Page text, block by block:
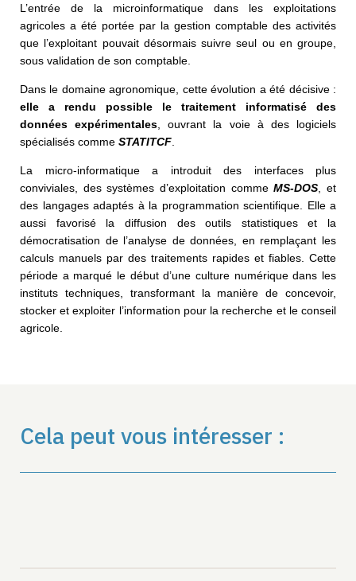
L’entrée de la microinformatique dans les exploitations
agricoles a été portée par la gestion comptable des activités
que l’exploitant pouvait désormais suivre seul ou en groupe,
sous validation de son comptable.
Dans le domaine agronomique, cette évolution a été décisive :
elle a rendu possible le traitement informatisé des
données expérimentales , ouvrant la voie à des logiciels
spécialisés comme STATITCF
La micro-informatique a introduit des interfaces plus
conviviales, des systèmes d’exploitation commeMS-DOS , et
des langages adaptés à la programmation scientifique. Elle a
aussi favorisé la diffusion des outils statistiques et la
démocratisation de l’analyse de données, en remplaçant les
calculs manuels par des traitements rapides et fiables. Cette
période a marqué le début d’une culture numérique dans les
instituts techniques, transformant la manière de concevoir,
stocker et exploiter l’information pour la recherche et le conseil
agricole.
Cela peut vous intéresser :